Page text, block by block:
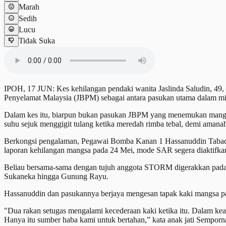
Marah
Sedih
Lucu
Tidak Suka
IPOH, 17 JUN: Kes kehilangan pendaki wanita Jaslinda Saludin,
Penyelamat Malaysia (JBPM) sebagai antara pasukan utama dalam
Dalam kes itu, biarpun bukan pasukan JBPM yang menemukan
suhu sejuk menggigit tulang ketika meredah rimba tebal, demi
Berkongsi pengalaman, Pegawai Bomba Kanan 1 Hassanuddin
laporan kehilangan mangsa pada 24 Mei, mode SAR segera
Beliau bersama-sama dengan tujuh anggota STORM digerakkan
Sukaneka hingga Gunung Rayu.
Hassanuddin dan pasukannya berjaya mengesan tapak kaki
"Dua rakan setugas mengalami kecederaan kaki ketika itu. Dalam
Hanya itu sumber haba kami untuk bertahan,” kata anak jati